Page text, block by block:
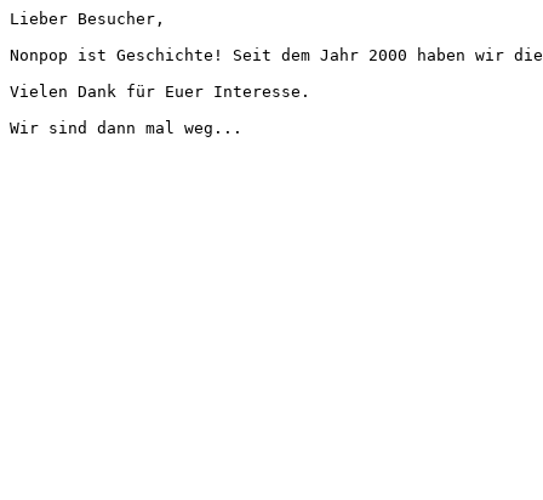
Lieber Besucher,
Nonpop ist Geschichte! Seit dem Jahr 2000 haben wir
Vielen Dank für Euer Interesse.
Wir sind dann mal weg...